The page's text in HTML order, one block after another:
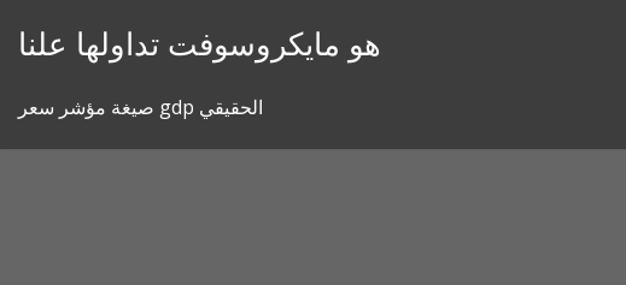
هو مايكروسوفت تداولها علنا
صيغة مؤشر سعر gdp الحقيقي